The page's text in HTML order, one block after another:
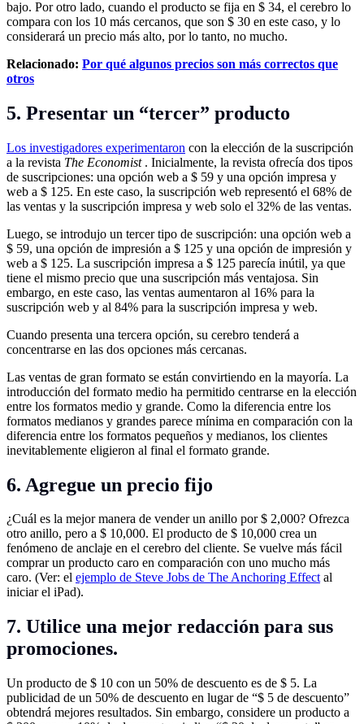
bajo. Por otro lado, cuando el producto se fija en $ 34, el cerebro lo
compara con los 10 más cercanos, que son $ 30 en este caso, y lo
considerará un precio más alto, por lo tanto, no mucho.
Relacionado: Por qué algunos precios son más correctos que
otros
5. Presentar un “tercer” producto
Los investigadores experimentaron con la elección de la suscripción
a la revista The Economist. Inicialmente, la revista ofrecía dos tipos
de suscripciones: una opción web a $ 59 y una opción impresa y
web a $ 125. En este caso, la suscripción web representó el 68% de
las ventas y la suscripción impresa y web solo el 32% de las ventas.
Luego, se introdujo un tercer tipo de suscripción: una opción web a
$ 59, una opción de impresión a $ 125 y una opción de impresión y
web a $ 125. La suscripción impresa a $ 125 parecía inútil, ya que
tiene el mismo precio que una suscripción más ventajosa. Sin
embargo, en este caso, las ventas aumentaron al 16% para la
suscripción web y al 84% para la suscripción impresa y web.
Cuando presenta una tercera opción, su cerebro tenderá a
concentrarse en las dos opciones más cercanas.
Las ventas de gran formato se están convirtiendo en la mayoría. La
introducción del formato medio ha permitido centrarse en la elección
entre los formatos medio y grande. Como la diferencia entre los
formatos medianos y grandes parece mínima en comparación con la
diferencia entre los formatos pequeños y medianos, los clientes
inevitablemente eligieron al final el formato grande.
6. Agregue un precio fijo
¿Cuál es la mejor manera de vender un anillo por $ 2,000? Ofrezca
otro anillo, pero a $ 10,000. El producto de $ 10,000 crea un
fenómeno de anclaje en el cerebro del cliente. Se vuelve más fácil
comprar un producto caro en comparación con uno mucho más
caro. (Ver: el ejemplo de Steve Jobs de The Anchoring Effectal
iniciar el iPad).
7. Utilice una mejor redacción para sus
promociones.
Un producto de $ 10 con un 50% de descuento es de $ 5. La
publicidad de un 50% de descuento en lugar de “$ 5 de descuento”
obtendrá mejores resultados. Sin embargo, considere un producto a